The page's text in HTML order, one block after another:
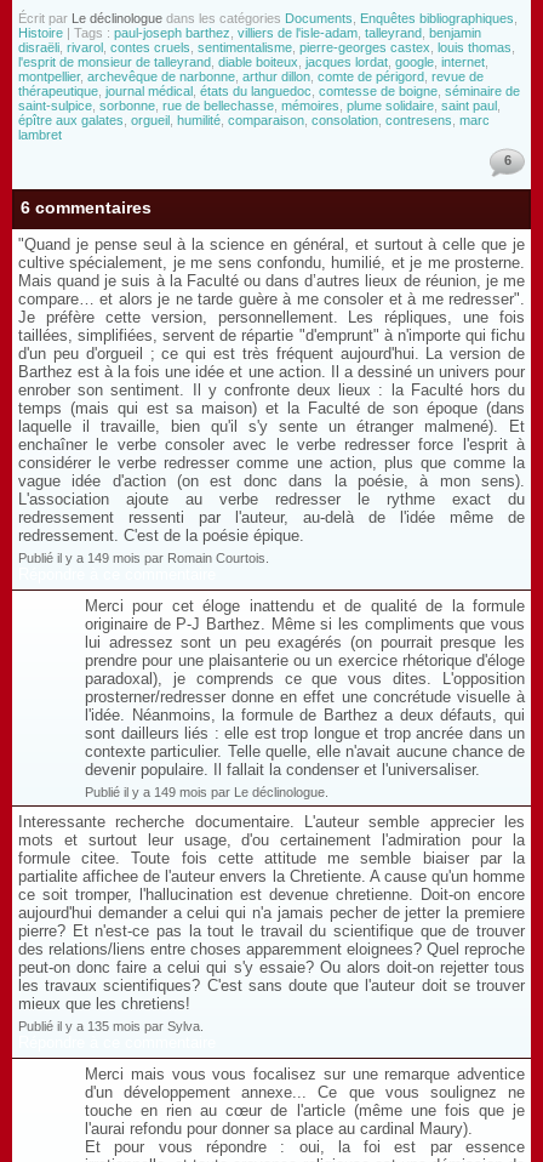
Écrit par Le déclinologue dans les catégories Documents Enquêtes bibliographiques
Histoire | Tags : paul-joseph barthez villiers de l'isle-adam talleyrand benjamin
disraëli rivarol contes cruels sentimentalisme pierre-georges castex louis thomas
l'esprit de monsieur de talleyrand diable boiteux jacques lordat google internet
montpellier, archevêque de narbonne arthur dillon comte de périgord revue de
thérapeutique journal médical états du languedoc comtesse de boigne séminaire de
saint-sulpice sorbonne rue de bellechasse mémoires plume solidaire saint paul
épître aux galates orgueil humilité comparaison consolation contresens marc
lambret
6
6 commentaires
"Quand je pense seul à la science en général, et surtout à celle que je
cultive spécialement, je me sens confondu, humilié, et je me prosterne.
Mais quand je suis à la Faculté ou dans d’autres lieux de réunion, je me
compare… et alors je ne tarde guère à me consoler et à me redresser".
Je préfère cette version, personnellement. Les répliques, une fois
taillées, simplifiées, servent de répartie "d'emprunt" à n'importe qui fichu
d'un peu d'orgueil ; ce qui est très fréquent aujourd'hui. La version de
Barthez est à la fois une idée et une action. Il a dessiné un univers pour
enrober son sentiment. Il y confronte deux lieux : la Faculté hors du
temps (mais qui est sa maison) et la Faculté de son époque (dans
laquelle il travaille, bien qu'il s'y sente un étranger malmené). Et
enchaîner le verbe consoler avec le verbe redresser force l'esprit à
considérer le verbe redresser comme une action, plus que comme la
vague idée d'action (on est donc dans la poésie, à mon sens).
L'association ajoute au verbe redresser le rythme exact du
redressement ressenti par l'auteur, au-delà de l'idée même de
redressement. C'est de la poésie épique.
Publié il y a 149 mois par Romain Courtois.
Merci pour cet éloge inattendu et de qualité de la formule
originaire de P-J Barthez. Même si les compliments que vous
lui adressez sont un peu exagérés (on pourrait presque les
prendre pour une plaisanterie ou un exercice rhétorique d'éloge
paradoxal), je comprends ce que vous dites. L'opposition
prosterner/redresser donne en effet une concrétude visuelle à
l'idée. Néanmoins, la formule de Barthez a deux défauts, qui
sont dailleurs liés : elle est trop longue et trop ancrée dans un
contexte particulier. Telle quelle, elle n'avait aucune chance de
devenir populaire. Il fallait la condenser et l'universaliser.
Publié il y a 149 mois par Le déclinologue.
Interessante recherche documentaire. L'auteur semble apprecier les
mots et surtout leur usage, d'ou certainement l'admiration pour la
formule citee. Toute fois cette attitude me semble biaiser par la
partialite affichee de l'auteur envers la Chretiente. A cause qu'un homme
ce soit tromper, l'hallucination est devenue chretienne. Doit-on encore
aujourd'hui demander a celui qui n'a jamais pecher de jetter la premiere
pierre? Et n'est-ce pas la tout le travail du scientifique que de trouver
des relations/liens entre choses apparemment eloignees? Quel reproche
peut-on donc faire a celui qui s'y essaie? Ou alors doit-on rejetter tous
les travaux scientifiques? C'est sans doute que l'auteur doit se trouver
mieux que les chretiens!
Publié il y a 135 mois par Sylva.
Merci mais vous vous focalisez sur une remarque adventice
d'un développement annexe... Ce que vous soulignez ne
touche en rien au cœur de l'article (même une fois que je
l'aurai refondu pour donner sa place au cardinal Maury).
Et pour vous répondre : oui, la foi est par essence